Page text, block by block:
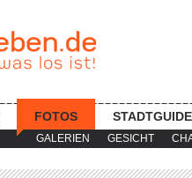
GALERIEN GESICHT
FOTOS STADTGUIDE